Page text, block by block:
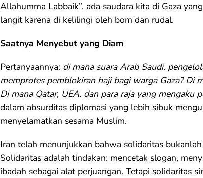
Allahumma Labbaik”, ada saudara kita di Gaza
langit karena di kelilingi oleh bom dan rudal.
Saatnya Menyebut yang Diam
Pertanyaannya: di mana suara Arab Saudi,
memprotes pemblokiran haji bagi warga Gaza? Di
Di mana Qatar, UEA, dan para raja yang mengaku
dalam absurditas diplomasi yang lebih sibuk
menyelamatkan sesama Muslim.
Iran telah menunjukkan bahwa solidaritas
Solidaritas adalah tindakan: mencetak slogan,
ibadah sebagai alat perjuangan. Tetapi solidaritas